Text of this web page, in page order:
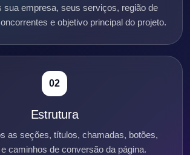
sua empresa, seus serviços, região de
e objetivo principal do projeto.
02
Estrutura
as seções, títulos, chamadas, botões,
caminhos de conversão da página.